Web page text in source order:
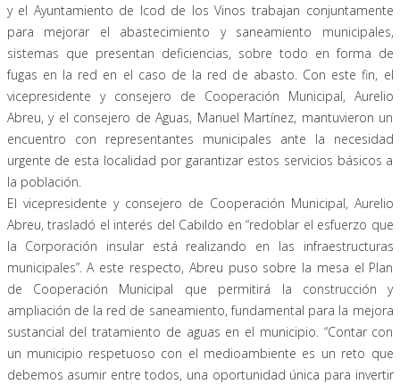
y el Ayuntamiento de Icod de los Vinos trabajan conjuntamente
para mejorar el abastecimiento y saneamiento municipales,
sistemas que presentan deficiencias, sobre todo en forma de
fugas en la red en el caso de la red de abasto. Con este fin, el
vicepresidente y consejero de Cooperación Municipal, Aurelio
Abreu, y el consejero de Aguas, Manuel Martínez, mantuvieron un
encuentro con representantes municipales ante la necesidad
urgente de esta localidad por garantizar estos servicios básicos a
la población.
El vicepresidente y consejero de Cooperación Municipal, Aurelio
Abreu, trasladó el interés del Cabildo en “redoblar el esfuerzo que
la Corporación insular está realizando en las infraestructuras
municipales”. A este respecto, Abreu puso sobre la mesa el Plan
de Cooperación Municipal que permitirá la construcción y
ampliación de la red de saneamiento, fundamental para la mejora
sustancial del tratamiento de aguas en el municipio. “Contar con
un municipio respetuoso con el medioambiente es un reto que
debemos asumir entre todos, una oportunidad única para invertir